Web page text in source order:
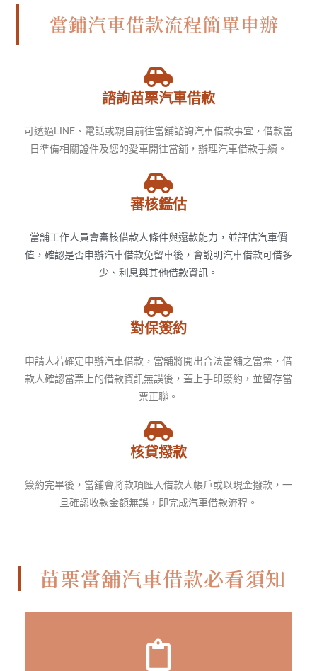
當鋪汽車借款流程簡單申辦
諮詢苗栗汽車借款
可透過LINE、電話或親自前往當舖諮詢汽車借款事宜，借款當
日準備相關證件及您的愛車開往當舖，辦理汽車借款手續。
審核鑑估
當舖工作人員會審核借款人條件與還款能力，並評估汽車價
值，確認是否申辦汽車借款免留車後，會說明汽車借款可借多
少、利息與其他借款資訊。
對保簽約
申請人若確定申辦汽車借款，當舖將開出合法當舖之當票，借
款人確認當票上的借款資訊無誤後，蓋上手印簽約，並留存當
票正聯。
核貸撥款
簽約完畢後，當舖會將款項匯入借款人帳戶或以現金撥款，一
旦確認收款金額無誤，即完成汽車借款流程。
苗栗當舖汽車借款必看須知